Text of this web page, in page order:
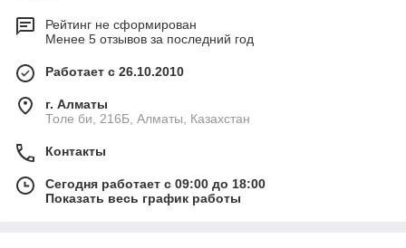
Рейтинг не сформирован
Менее 5 отзывов за последний год
Работает с 26.10.2010
г. Алматы
Толе би, 216Б, Алматы, Казахстан
Контакты
Сегодня работает с 09:00 до 18:00
Показать весь график работы